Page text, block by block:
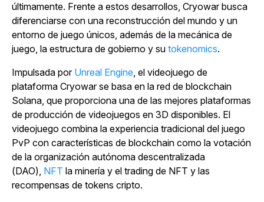
últimamente. Frente a estos desarrollos, Cryowarbusca
diferenciarse con una reconstrucción del mundo y un
entorno de juego únicos, además de la mecánica de
juego, la estructura de gobierno y su tokenomics.
Impulsada por Unreal Engine, el videojuego de
plataforma Cryowarse basa en la red de blockchain
Solana, que proporciona una de las mejores plataformas
de producción de videojuegos en 3D disponibles. El
videojuego combina la experiencia tradicional del juego
PvP con características de blockchain como la votación
de la organización autónoma descentralizada
(DAO), NFT la minería y el trading de NFT y las
recompensas de tokens cripto.